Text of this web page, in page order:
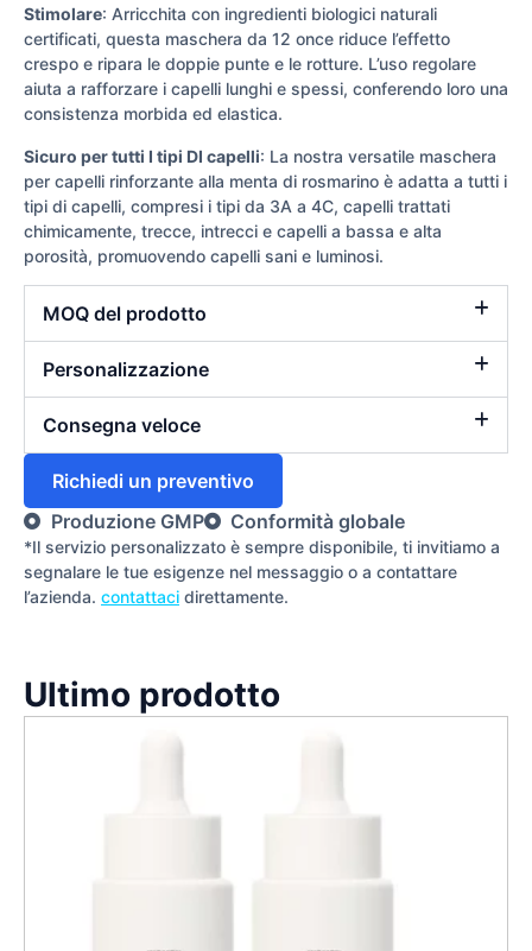
Stimolare: Arricchita con ingredienti biologici naturali
certificati, questa maschera da 12 once riduce l’effetto
crespo e ripara le doppie punte e le rotture. L’uso regolare
aiuta a rafforzare i capelli lunghi e spessi, conferendo loro una
consistenza morbida ed elastica.
Sicuro per tutti I tipi DI capelli: La nostra versatile maschera
per capelli rinforzante alla menta di rosmarino è adatta a tutti i
tipi di capelli, compresi i tipi da 3A a 4C, capelli trattati
chimicamente, trecce, intrecci e capelli a bassa e alta
porosità, promuovendo capelli sani e luminosi.
MOQ del prodotto
Personalizzazione
Consegna veloce
Richiedi un preventivo
Produzione GMP
Conformità globale
*Il servizio personalizzato è sempre disponibile, ti invitiamo a
segnalare le tue esigenze nel messaggio o a contattare
l’azienda. contattaci direttamente.
Ultimo prodotto